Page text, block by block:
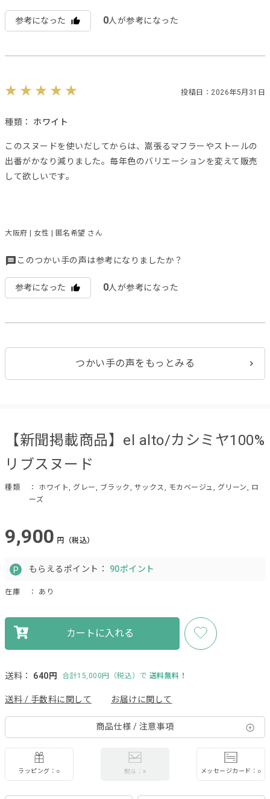
参考になった 0人が参考になった
投稿日：2026年5月31日
種類： ホワイト
このスヌードを使いだしてからは、嵩張るマフラーやストールの
出番がかなり減りました。毎年色のバリエーションを変えて販売
して欲しいです。
大阪府 | 女性 | 匿名希望 さん
このつかい手の声は参考になりましたか？
参考になった 0人が参考になった
つかい手の声をもっとみる
【新聞掲載商品】el alto/カシミヤ100%
リブスヌード
種類
： ホワイト, グレー, ブラック, サックス, モカベージュ, グリーン, ロ
ーズ
9,900 円（税込）
もらえるポイント： 90ポイント
在庫 ： あり
カートに入れる
送料： 640円 合計15,000円（税込）で 送料無料！
送料 / 手数料に関して お届けに関して
商品仕様 / 注意事項
ラッピング：○ 熨斗：× メッセージカード：○